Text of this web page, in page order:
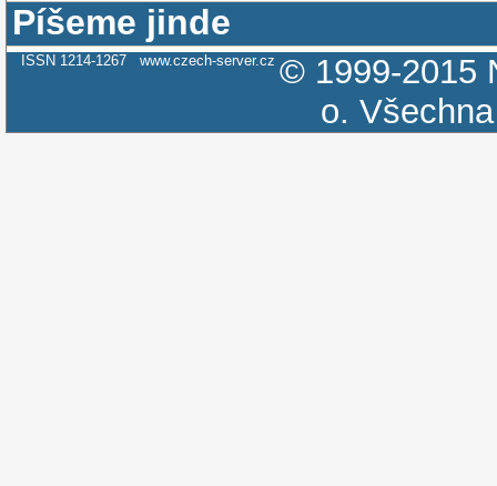
Píšeme jinde
ISSN 1214-1267 www.czech-server.cz © 1999-2015
o.